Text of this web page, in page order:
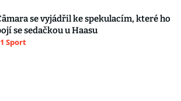
se vyjádřil ke spekulacím, které ho
se sedačkou u Haasu
Sport